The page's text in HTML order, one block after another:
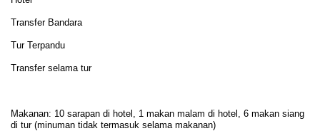
Transfer Bandara
Tur Terpandu
Transfer selama tur
Makanan: 10 sarapan di hotel, 1 makan malam di hotel, 6 makan siang
di tur (minuman tidak termasuk selama makanan)